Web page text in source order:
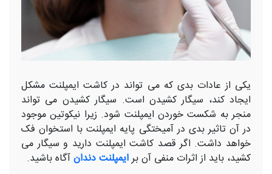
یکی از عادات بدی که می تواند در کاشت ایمپلنت مشکل
ایجاد کند، سیگار کشیدن است. سیگار کشیدن می تواند
منجر به شکست خوردن ایمپلنت شود. زیرا نیکوتین موجود
در آن تاثیر بدی در آمیختگی پایه ایمپلنت با استخوان فک
خواهد داشت. اگر قصد کاشت ایمپلنت دارید و سیگار می
کشید، باید از اثرات منفی آن برایمپلنت دندانآگاه باشید.